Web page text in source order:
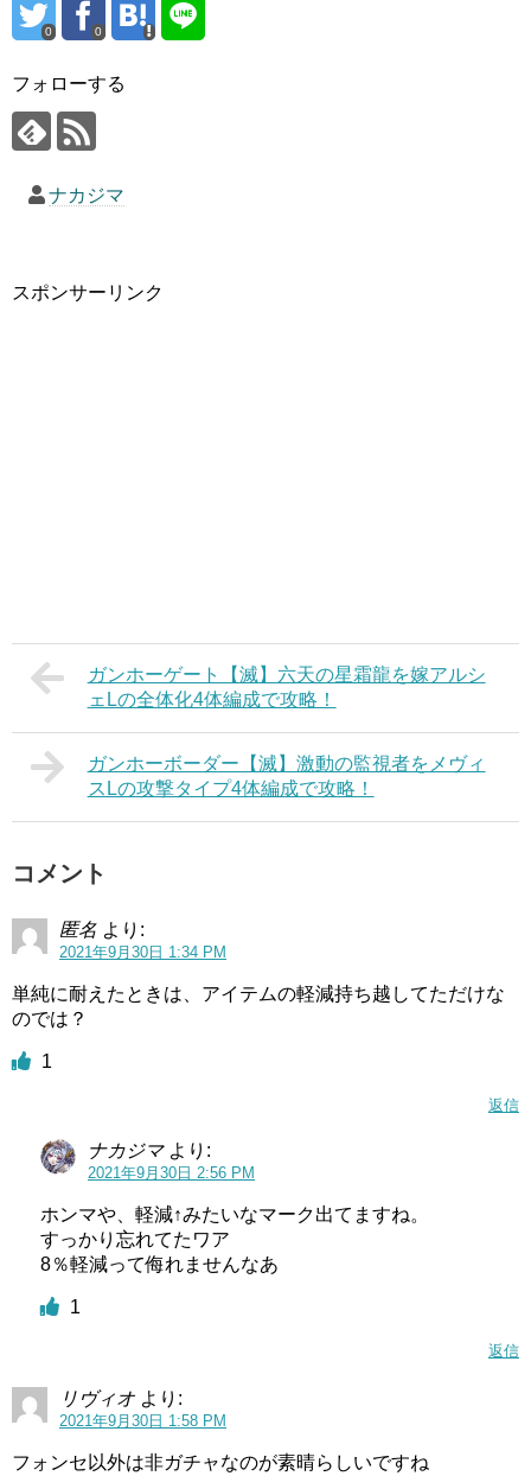
0 0
フォローする
ナカジマ
スポンサーリンク
ガンホーゲート【滅】六天の星霜龍を嫁アルシ
ェLの全体化4体編成で攻略！
ガンホーボーダー【滅】激動の監視者をメヴィ
スLの攻撃タイプ4体編成で攻略！
コメント
匿名 より:
2021年9月30日 1:34 PM
単純に耐えたときは、アイテムの軽減持ち越してただけな
のでは？
1
返信
ナカジマ より:
2021年9月30日 2:56 PM
ホンマや、軽減↑みたいなマーク出てますね。
すっかり忘れてたワア
8％軽減って侮れませんなあ
1
返信
リヴィオ より:
2021年9月30日 1:58 PM
フォンセ以外は非ガチャなのが素晴らしいですね